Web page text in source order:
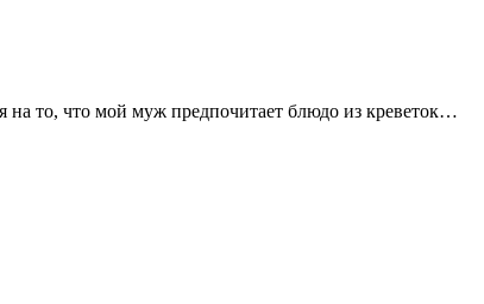
то, что мой муж предпочитает блюдо из креветок…